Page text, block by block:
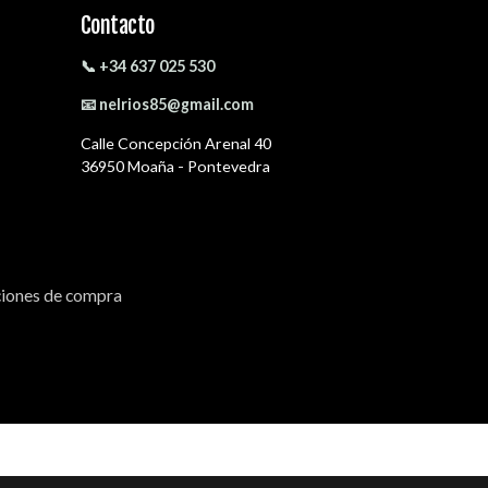
Contacto
📞 +34 637 025 530
📧 nelrios85@gmail.com
Calle Concepción Arenal 40
36950 Moaña - Pontevedra
de compra